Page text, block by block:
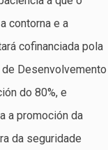
contorna e a
cofinanciada pola
de Desenvolvemento
do 80%, e
a promoción da
da seguridade